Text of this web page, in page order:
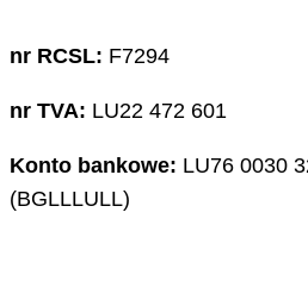
nr RCSL: F7294
nr TVA: LU22 472 601
Konto bankowe: LU76 0030
(BGLLLULL)